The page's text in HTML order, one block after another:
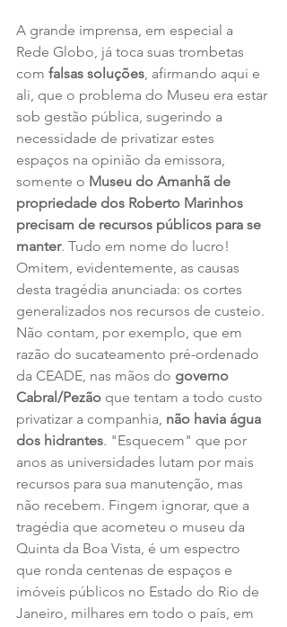
A grande imprensa, em especial a
Rede Globo, já toca suas trombetas
com falsas soluções , afirmando aqui e
ali, que o problema do Museu era estar
sob gestão pública, sugerindo a
necessidade de privatizar estes
espaços na opinião da emissora,
somente o Museu do Amanhã de
propriedade dos Roberto Marinhos
precisam de recursos públicos para se
manter. Tudo em nome do lucro!
Omitem, evidentemente, as causas
desta tragédia anunciada: os cortes
generalizados nos recursos de custeio.
Não contam, por exemplo, que em
razão do sucateamento pré-ordenado
da CEADE, nas mãos do governo
Cabral/Pezão que tentam a todo custo
privatizar a companhia, não havia água
dos hidrantes. "Esquecem" que por
anos as universidades lutam por mais
recursos para sua manutenção, mas
não recebem. Fingem ignorar, que a
tragédia que acometeu o museu da
Quinta da Boa Vista, é um espectro
que ronda centenas de espaços e
imóveis públicos no Estado do Rio de
Janeiro, milhares em todo o país, em